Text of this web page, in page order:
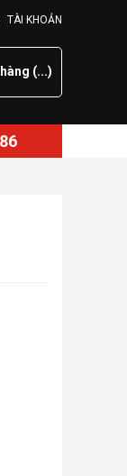
TÀI KHOẢN
(...)